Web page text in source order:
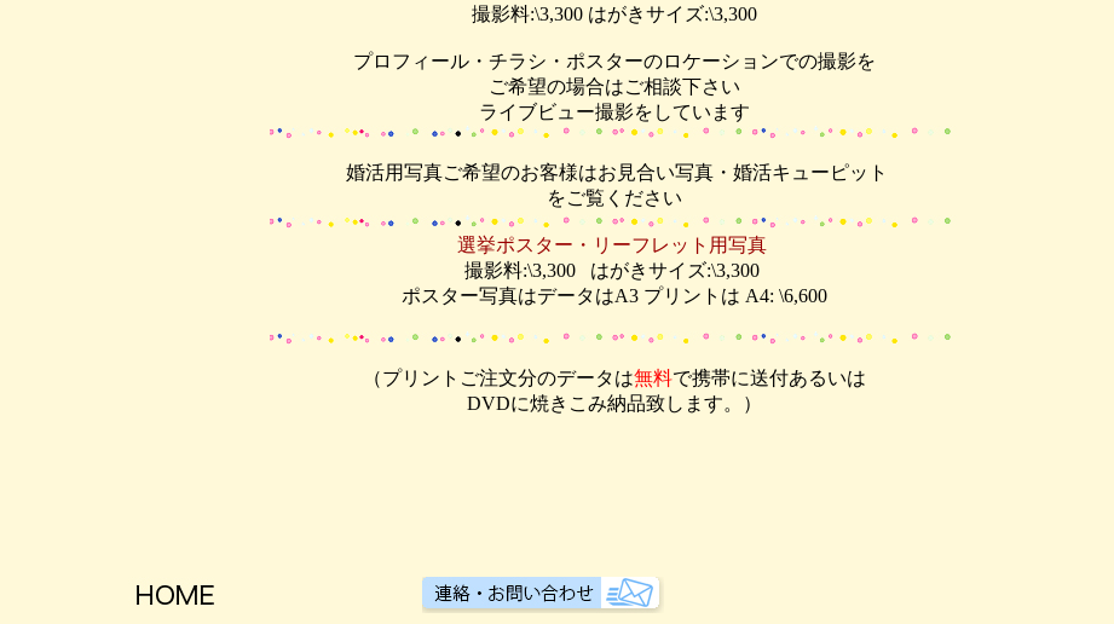
撮影料:\3,300 はがきサイズ:\3,300
プロフィール・チラシ・ポスターのロケーションでの撮影を
ご希望の場合はご相談下さい
ライブビュー撮影をしています
婚活用写真ご希望のお客様はお見合い写真・婚活キューピット
をご覧ください
選挙ポスター・リーフレット用写真
撮影料:\3,300
はがきサイズ:\3,300
ポスター写真はデータはA3 プリントは A4: \6,600
（プリントご注文分のデータは無料で携帯に送付あるいは
DVDに焼きこみ納品致します。）